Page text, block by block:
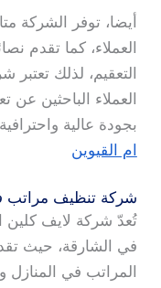
أيضا، توفر الشركة
العملاء، كما تقدم
التعقيم، لذلك
العملاء الباحثين
بجودة عالية
ام القيوين
شركة تنظيف مراتب
تُعدّ شركة لايف كلين
في الشارقة، حيث
المراتب في المنازل